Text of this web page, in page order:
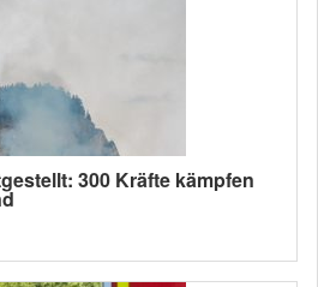
300 Kräfte kämpfen